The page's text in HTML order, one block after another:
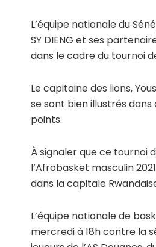
L’équipe nationale du
SY DIENG et ses
dans le cadre du tournoi
Le capitaine des lions,
se sont bien illustrés
points.
À signaler que ce tournoi
l’Afrobasket masculin
dans la capitale
L’équipe nationale de
mercredi à 18h contre la